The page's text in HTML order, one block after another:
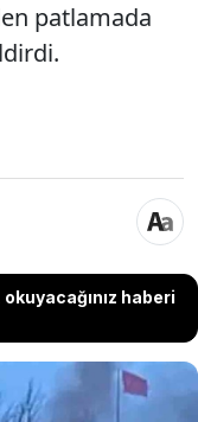
patlamada
haberi